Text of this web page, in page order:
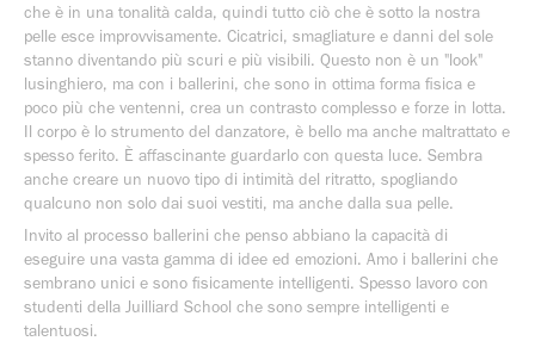
che è in una tonalità calda, quindi tutto ciò che è sotto la nostra
pelle esce improvvisamente. Cicatrici, smagliature e danni del sole
stanno diventando più scuri e più visibili. Questo non è un "look"
lusinghiero, ma con i ballerini, che sono in ottima forma fisica e
poco più che ventenni, crea un contrasto complesso e forze in lotta.
Il corpo è lo strumento del danzatore, è bello ma anche maltrattato e
spesso ferito. È affascinante guardarlo con questa luce. Sembra
anche creare un nuovo tipo di intimità del ritratto, spogliando
qualcuno non solo dai suoi vestiti, ma anche dalla sua pelle.
Invito al processo ballerini che penso abbiano la capacità di
eseguire una vasta gamma di idee ed emozioni. Amo i ballerini che
sembrano unici e sono fisicamente intelligenti. Spesso lavoro con
studenti della Juilliard School che sono sempre intelligenti e
talentuosi.